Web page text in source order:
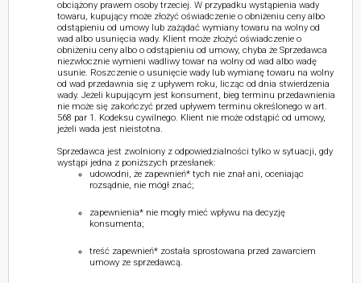
obciążony prawem osoby trzeciej. W przypadku wystąpienia wady
towaru, kupujący może złożyć oświadczenie o obniżeniu ceny albo
odstąpieniu od umowy lub zażądać wymiany towaru na wolny od
wad albo usunięcia wady. Klient może złożyć oświadczenie o
obniżeniu ceny albo o odstąpieniu od umowy, chyba że Sprzedawca
niezwłocznie wymieni wadliwy towar na wolny od wad albo wadę
usunie. Roszczenie o usunięcie wady lub wymianę towaru na wolny
od wad przedawnia się z upływem roku, licząc od dnia stwierdzenia
wady. Jeżeli kupującym jest konsument, bieg terminu przedawnienia
nie może się zakończyć przed upływem terminu określonego w art.
568 par 1. Kodeksu cywilnego. Klient nie może odstąpić od umowy,
jeżeli wada jest nieistotna.
Sprzedawca jest zwolniony z odpowiedzialności tylko w sytuacji, gdy
wystąpi jedna z poniższych przesłanek:
udowodni, że zapewnień* tych nie znał ani, oceniając
rozsądnie, nie mógł znać;
zapewnienia* nie mogły mieć wpływu na decyzję
konsumenta;
treść zapewnień* została sprostowana przed zawarciem
umowy ze sprzedawcą.